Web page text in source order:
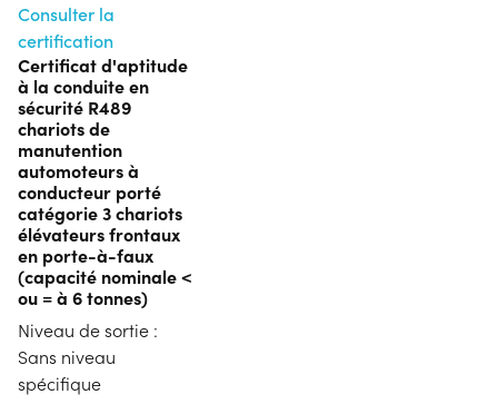
Consulter la
certification
Certificat d'aptitude
à la conduite en
sécurité R489
chariots de
manutention
automoteurs à
conducteur porté
catégorie 3 chariots
élévateurs frontaux
en porte-à-faux
(capacité nominale <
ou = à 6 tonnes)
Niveau de sortie :
Sans niveau
spécifique